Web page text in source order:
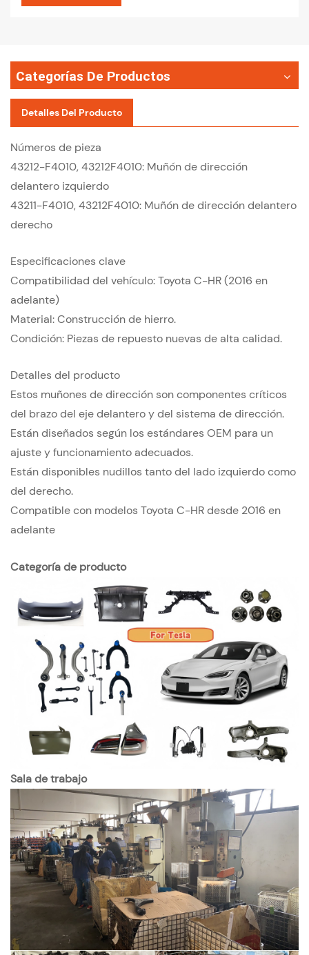
Categorías De Productos
Detalles Del Producto
Números de pieza
43212-F4010, 43212F4010: Muñón de dirección
delantero izquierdo
43211-F4010, 43212F4010: Muñón de dirección delantero
derecho
Especificaciones clave
Compatibilidad del vehículo: Toyota C-HR (2016 en
adelante)
Material: Construcción de hierro.
Condición: Piezas de repuesto nuevas de alta calidad.
Detalles del producto
Estos muñones de dirección son componentes críticos
del brazo del eje delantero y del sistema de dirección.
Están diseñados según los estándares OEM para un
ajuste y funcionamiento adecuados.
Están disponibles nudillos tanto del lado izquierdo como
del derecho.
Compatible con modelos Toyota C-HR desde 2016 en
adelante
Categoría de producto
Sala de trabajo